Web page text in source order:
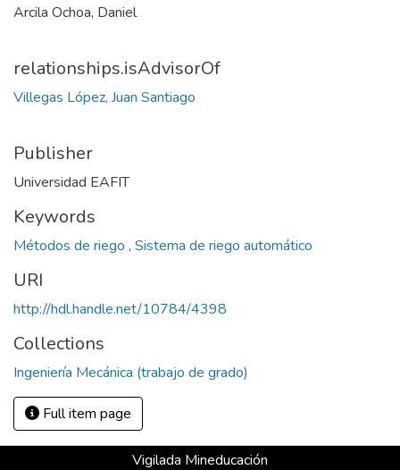
Arcila Ochoa, Daniel
relationships.isAdvisorOf
Villegas López, Juan Santiago
Publisher
Universidad EAFIT
Keywords
Métodos de riego , Sistema de riego automático
URI
http://hdl.handle.net/10784/4398
Collections
Ingeniería Mecánica (trabajo de grado)
Full item page
Vigilada Mineducación